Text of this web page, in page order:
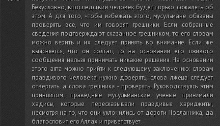
Безусловно, впоследствии человек будет горько сожалеть об
этом. А для того, чтобы избежать этого, мусульмане обязаны
проверять все, что им говорят грешники. Если собранные
сведения подтверждают сказанное грешником, то его словам
можно верить и их следует принять во внимание. Если же
выясняется, что он солгал, то на основании его лживого
сообщения нельзя принимать никакие решения. На основании
этого аята можно прийти к следующему заключению: словам
правдивого человека нужно доверять, слова лжеца следует
отвергать, а слова грешника - проверять. Руководствуясь этим
принципом, праведные мусульманские ученые принимали
хадисы, которые пересказывали правдивые хариджиты,
несмотря на то, что они уклонились от дороги Посланника, да
благословит его Аллах и приветствует..